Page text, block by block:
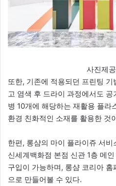
사진제
또한, 기존에 적용되던 프린팅
고 염색 후 드라이 과정에서도
병 10개에 해당하는 재활용 플라
환경 친화적인 소재를 활용한 것
한편, 롱샴의 마이 플라이쥬 서
신세계백화점 본점 신관 1층 메
구입이 가능하며, 롱샴 코리아
으로 만들어볼 수 있다.